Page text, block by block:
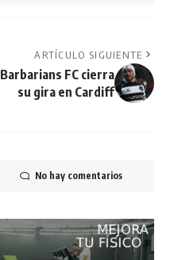
ARTÍCULO SIGUIENTE
Barbarians FC cierra
su gira en Cardiff
No hay comentarios